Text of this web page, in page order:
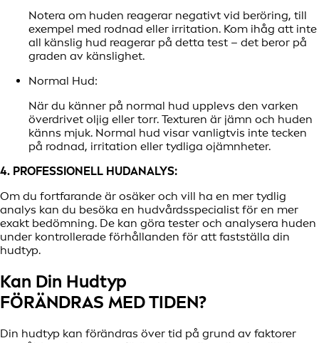
Notera om huden reagerar negativt vid beröring, till
exempel med rodnad eller irritation. Kom ihåg att inte
all känslig hud reagerar på detta test – det beror på
graden av känslighet.
Normal Hud:
När du känner på normal hud upplevs den varken
överdrivet oljig eller torr. Texturen är jämn och huden
känns mjuk. Normal hud visar vanligtvis inte tecken
på rodnad, irritation eller tydliga ojämnheter.
4. PROFESSIONELL HUDANALYS:
Om du fortfarande är osäker och vill ha en mer tydlig
analys kan du besöka en hudvårdsspecialist för en mer
exakt bedömning. De kan göra tester och analysera huden
under kontrollerade förhållanden för att fastställa din
hudtyp.
Kan Din Hudtyp
FÖRÄNDRAS MED TIDEN?
Din hudtyp kan förändras över tid på grund av faktorer